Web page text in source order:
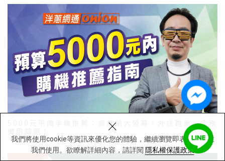
我們將使用cookie等資訊來優化您的體驗，繼續瀏覽即表示您同意
我們使用。欲瞭解詳細內容，請詳閱 隱私權保護政策
×
5000元平價手機推薦：高續航大螢幕，外送跑單、公務